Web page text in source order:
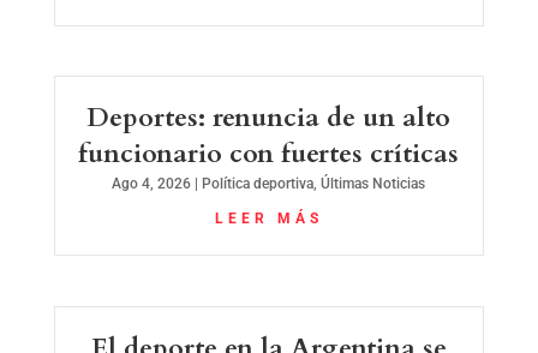
Deportes: renuncia de un alto
funcionario con fuertes críticas
Ago 4, 2026 Política deportiva,Últimas Noticias
LEER MÁS